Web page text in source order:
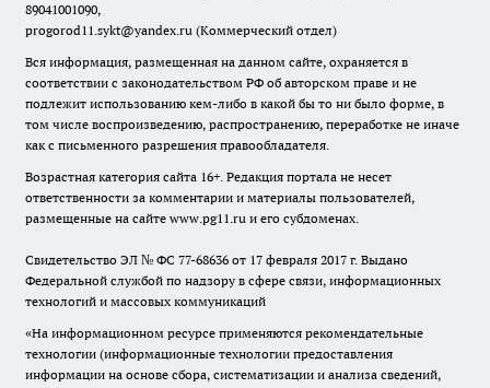
89041001090,
progorod11.sykt@yandex.ru (Коммерческий отдел)
Вся информация, размещенная на данном сайте, охраняется в
соответствии с законодательством РФ об авторском праве и не
подлежит использованию кем-либо в какой бы то ни было форме, в
том числе воспроизведению, распространению, переработке не иначе
как с письменного разрешения правообладателя.
Возрастная категория сайта 16+. Редакция портала не несет
ответственности за комментарии и материалы пользователей,
размещенные на сайте www.pg11.ru и его субдоменах.
Свидетельство ЭЛ № ФС 77-68636 от 17 февраля 2017 г. Выдано
Федеральной службой по надзору в сфере связи, информационных
технологий и массовых коммуникаций
«На информационном ресурсе применяются рекомендательные
технологии (информационные технологии предоставления
информации на основе сбора, систематизации и анализа сведений,